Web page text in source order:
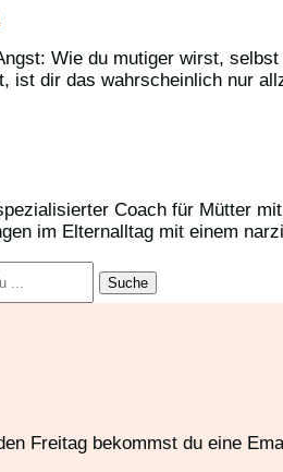
Wie du mutiger wirst,
ist dir das wahrscheinlich nur
Coach für Mütter
im Elternalltag mit einem
Freitag bekommst du eine